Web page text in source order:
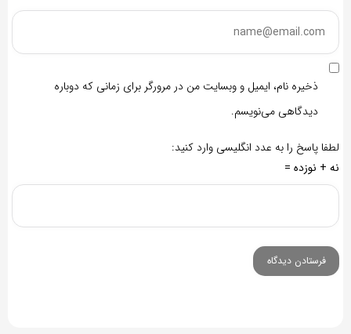
ذخیره نام، ایمیل و وبسایت من در مرورگر برای زمانی که دوباره
دیدگاهی می‌نویسم.
لطفا پاسخ را به عدد انگلیسی وارد کنید:
نه + نوزده =